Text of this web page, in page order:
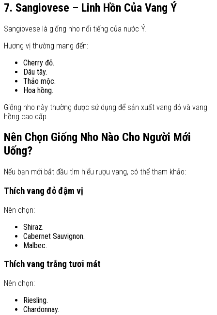
7. Sangiovese – Linh Hồn Của Vang Ý
Sangiovese là giống nho nổi tiếng của nước Ý.
Hương vị thường mang đến:
Cherry đỏ.
Dâu tây.
Thảo mộc.
Hoa hồng.
Giống nho này thường được sử dụng để sản xuất vang đỏ và vang
hồng cao cấp.
Nên Chọn Giống Nho Nào Cho Người Mới
Uống?
Nếu bạn mới bắt đầu tìm hiểu rượu vang, có thể tham khảo:
Thích vang đỏ đậm vị
Nên chọn:
Shiraz.
Cabernet Sauvignon.
Malbec.
Thích vang trắng tươi mát
Nên chọn:
Riesling.
Chardonnay.